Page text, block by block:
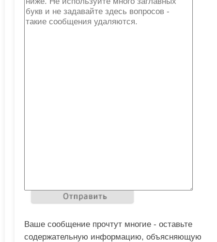
Ваше сообщение прочтут многие - оставьте
содержательную информацию, объясняющую